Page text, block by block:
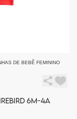
DE BEBÊ FEMININO
6M-4A